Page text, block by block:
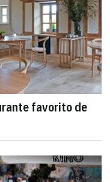
favorito de